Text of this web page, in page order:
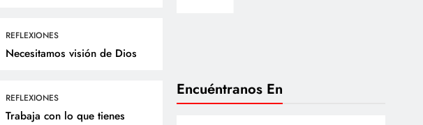
REFLEXIONES
Necesitamos visión de Dios
REFLEXIONES
Trabaja con lo que tienes
Encuéntranos En